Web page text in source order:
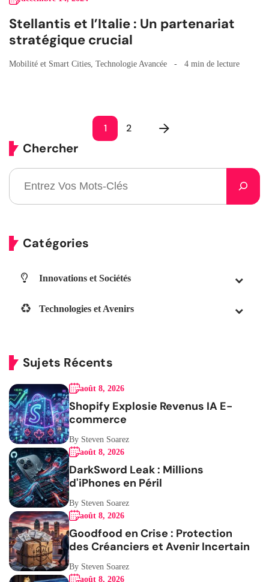
Stellantis et l’Italie : Un partenariat
stratégique crucial
Mobilité et Smart Cities Technologie Avancée 4 min de lecture
1 2
Chercher
Catégories
Innovations et Sociétés
Technologies et Avenirs
Sujets Récents
août 8, 2026
Shopify Explosie Revenus IA E-
commerce
By Steven Soarez
août 8, 2026
DarkSword Leak : Millions
d'iPhones en Péril
By Steven Soarez
août 8, 2026
Goodfood en Crise : Protection
des Créanciers et Avenir Incertain
By Steven Soarez
août 8, 2026